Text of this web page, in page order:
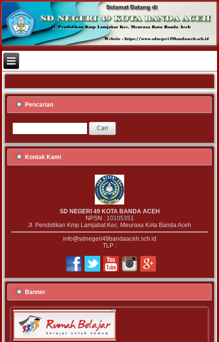
Pencarian
Kontak Kami
SD NEGERI 49 KOTA BANDA ACEH
NPSN : 10105351
Jl. Pendidikan Kmp Lamjabat Kec. Meuraxa Kota Banda Aceh
info@sdnegeri49bandaaceh.sch.id
TLP :
Banner